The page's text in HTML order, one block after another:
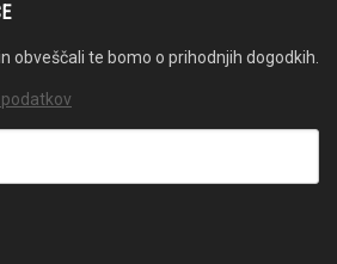
obveščali te bomo o prihodnjih dogodkih.